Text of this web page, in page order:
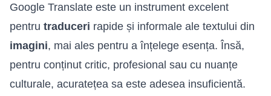
Google Translate este un instrument excelent
pentru traduceri rapide și informale ale textului din
imagini, mai ales pentru a înțelege esența. Însă,
pentru conținut critic, profesional sau cu nuanțe
culturale, acuratețea sa este adesea insuficientă.